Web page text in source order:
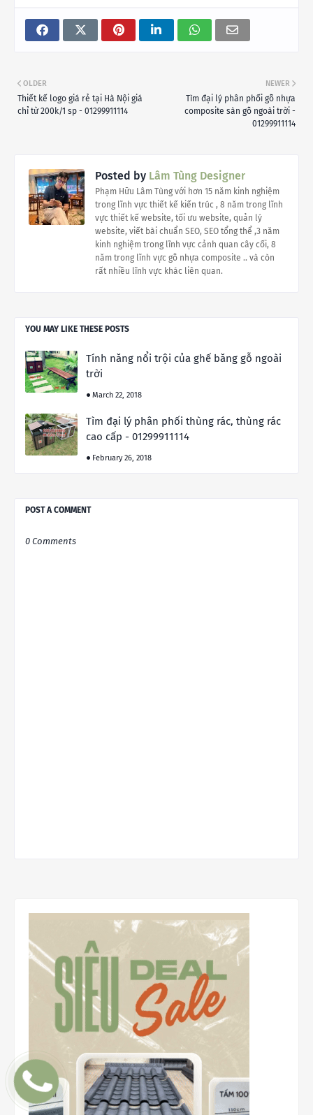
NEWER
Tìm đại lý phân phối gỗ nhựa
composite sàn gỗ ngoài trời -
01299911114
OLDER
Thiết kế logo giá rẻ tại Hà Nội giá
chỉ từ 200k/1 sp - 01299911114
Posted by Lâm Tùng Designer
Phạm Hữu Lâm Tùng với hơn 15 năm kinh nghiệm
trong lĩnh vực thiết kế kiến trúc , 8 năm trong lĩnh
vực thiết kế website, tối ưu website, quản lý
website, viết bài chuẩn SEO, SEO tổng thể ,3 năm
kinh nghiệm trong lĩnh vực cảnh quan cây cối, 8
năm trong lĩnh vực gỗ nhựa composite .. và còn
rất nhiều lĩnh vực khác liên quan.
YOU MAY LIKE THESE POSTS
Tính năng nổi trội của ghế băng gỗ ngoài
trời
March 22, 2018
Tìm đại lý phân phối thùng rác, thùng rác
cao cấp - 01299911114
February 26, 2018
POST A COMMENT
0 Comments